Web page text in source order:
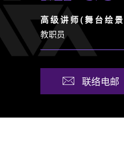
高 级 讲 师 ( 舞 台 绘
教职员
联络电邮